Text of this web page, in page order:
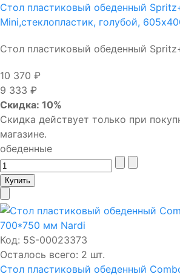
Стол пластиковый обеденный
Mini,стеклопластик, голубой,
Стол пластиковый обеденный
10 370 ₽
9 333 ₽
Скидка: 10%
Скидка действует только при
магазине.
обеденные
Код: 5S-00023373
Осталось всего: 2 шт.
Стол пластиковый обеденный